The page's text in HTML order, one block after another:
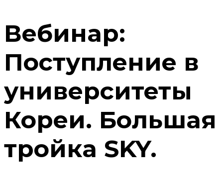
Вебинар:
Поступление в
университеты
Кореи. Большая
тройка SKY.